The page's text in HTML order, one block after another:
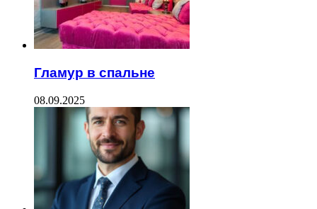
Гламур в спальне
08.09.2025